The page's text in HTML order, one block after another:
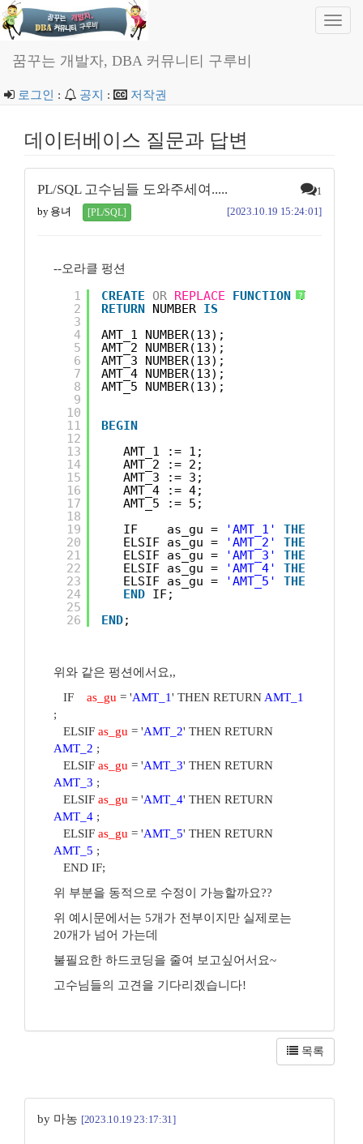
꿈꾸는 개발자, DBA 커뮤니티 구루비
로그인 : 공지 : 저작권
데이터베이스 질문과 답변
PL/SQL 고수님들 도와주세여..... 1
by 용녀 [PL/SQL] [2023.10.19 15:24:01]
--오라클 펑션
?
1
2
3
4
5
6
7
8
9
10
11
12
13
14
15
16
17
18
19
20
21
22
23
24
25
26
CREATE OR REPLACE FUNCTION TEST2
RETURN NUMBER IS
AMT_1 NUMBER(13);
AMT_2 NUMBER(13);
AMT_3 NUMBER(13);
AMT_4 NUMBER(13);
AMT_5 NUMBER(13);
BEGIN
AMT_1 := 1;
AMT_2 := 2;
AMT_3 := 3;
AMT_4 := 4;
AMT_5 := 5;
IF    as_gu =
'AMT_1' THEN
ELSIF as_gu =
'AMT_2' THEN
ELSIF as_gu =
'AMT_3' THEN
ELSIF as_gu =
'AMT_4' THEN
ELSIF as_gu =
'AMT_5' THEN
END IF;
END;
위와 같은 펑션에서요,,
IF as_gu = 'AMT_1' THEN RETURN AMT_1
;
ELSIF as_gu = 'AMT_2' THEN RETURN
AMT_2 ;
ELSIF as_gu = 'AMT_3' THEN RETURN
AMT_3 ;
ELSIF as_gu = 'AMT_4' THEN RETURN
AMT_4 ;
ELSIF as_gu = 'AMT_5' THEN RETURN
AMT_5 ;
END IF;
위 부분을 동적으로 수정이 가능할까요??
위 예시문에서는 5개가 전부이지만 실제로는
20개가 넘어 가는데
불필요한 하드코딩을 줄여 보고싶어서요~
고수님들의 고견을 기다리겠습니다!
목록
by 마농 [2023.10.19 23:17:31]